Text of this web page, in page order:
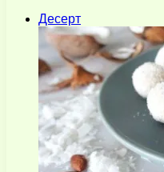
Десерт